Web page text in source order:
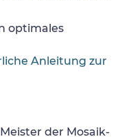
optimales
Anleitung zur
der Mosaik-